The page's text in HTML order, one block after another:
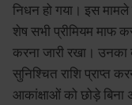
निधन हो गया। इस मामले
शेष सभी प्रीमियम माफ
करना जारी रखा।
सुनिश्चित राशि प्राप्त
आकांक्षाओं को छोड़े बिना